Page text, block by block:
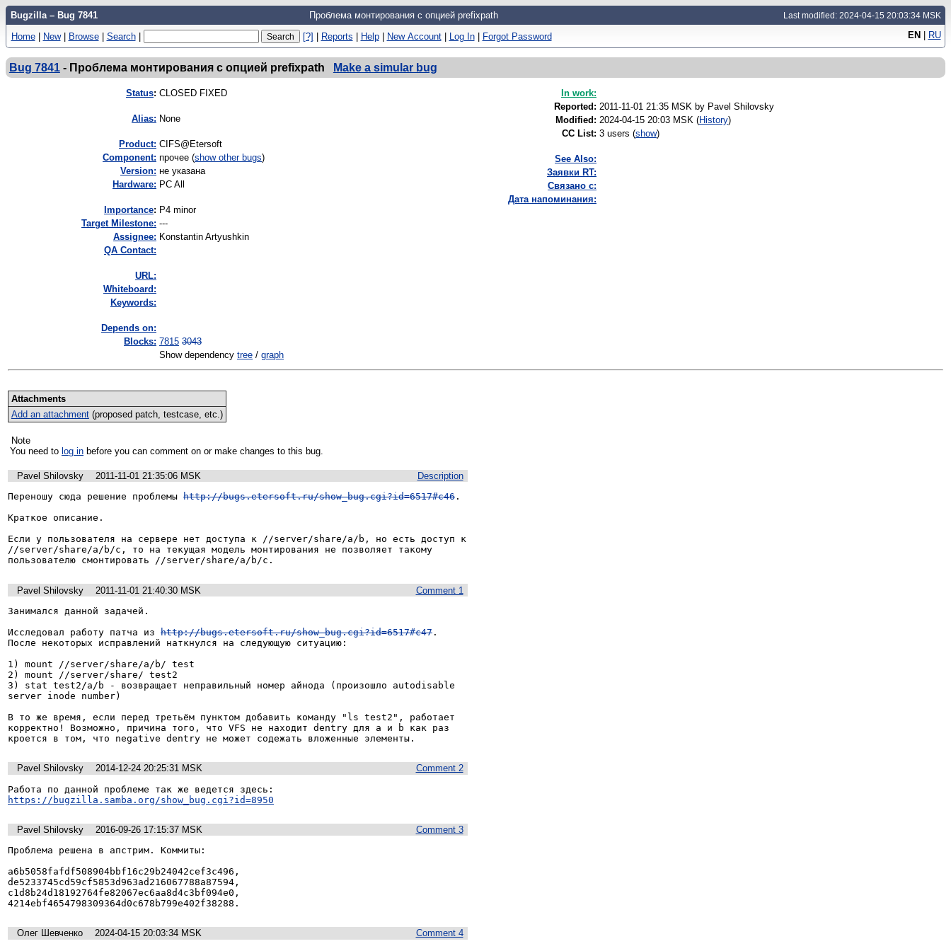
Bugzilla – Bug 7841 Проблема монтирования с опцией prefixpath Last modified: 2024-04-15 20:03:34 MSK
EN | RU
Home | New | Browse | Search | [?] | Reports | Help | New Account | Log In | Forgot Password
Bug 7841 - Проблема монтирования с опцией prefixpath Make a simular bug
Status: CLOSED FIXED
Alias: None
Product: CIFS@Etersoft
Component: прочее (show other bugs)
Version: не указана
Hardware: PC All
mportance: P4 minor
Target Milestone: ---
Assignee: Konstantin Artyushkin
QA Contact:
URL:
Whiteboard:
Keywords:
Depends on:
Blocks: 7815 3043
Show dependency tree / graph
In work:
Reported: 2011-11-01 21:35 MSK by Pavel Shilovsky
Modified: 2024-04-15 20:03 MSK (History)
CC List: 3 users (show)
See Also:
Заявки RT:
Связано с:
Дата напоминания:
Attachments
Add an attachment(proposed patch, testcase, etc.)
Note
You need to log in before you can comment on or make changes to this bug.
Description
Pavel Shilovsky
2011-11-01 21:35:06 MSK
Переношу сюда решение проблемы http://bugs.etersoft.ru/show_bug.cgi?id=6517#c46 .
Краткое описание.
Если у пользователя на сервере нет доступа к //server/share/a/b, но есть доступ к
//server/share/a/b/c, то на текущая модель монтирования не позволяет такому
пользователю смонтировать //server/share/a/b/c.
Comment 1
Pavel Shilovsky
2011-11-01 21:40:30 MSK
Занимался данной задачей.
Исследовал работу патча из http://bugs.etersoft.ru/show_bug.cgi?id=6517#c47 .
После некоторых исправлений наткнулся на следующую ситуацию:
1) mount //server/share/a/b/ test
2) mount //server/share/ test2
3) stat test2/a/b - возвращает неправильный номер айнода (произошло autodisable
server inode number)
В то же время, если перед третьём пунктом добавить команду "ls test2", работает
корректно! Возможно, причина того, что VFS не находит dentry для a и b как раз
кроется в том, что negative dentry не может содежать вложенные элементы.
Comment 2
Pavel Shilovsky
2014-12-24 20:25:31 MSK
https://bugzilla.samba.org/show_bug.cgi?id=8950
Comment 3
Pavel Shilovsky
2016-09-26 17:15:37 MSK
Проблема решена в апстрим. Коммиты:
a6b5058fafdf508904bbf16c29b24042cef3c496,
de5233745cd59cf5853d963ad216067788a87594,
c1d8b24d18192764fe82067ec6aa8d4c3bf094e0,
4214ebf4654798309364d0c678b799e402f38288.
Comment 4
Олег Шевченко
2024-04-15 20:03:34 MSK